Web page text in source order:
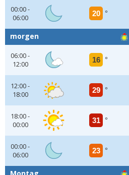
00:00 -
06:00
20 °
morgen
06:00 -
12:00
16 °
12:00 -
18:00
29 °
18:00 -
00:00
31 °
00:00 -
06:00
23 °